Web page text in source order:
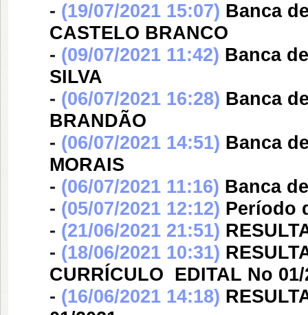
- (19/07/2021 15:07) Banca
CASTELO BRANCO
- (09/07/2021 11:42) Banca
SILVA
- (06/07/2021 16:28) Banca
BRANDÃO
- (06/07/2021 14:51) Banca
MORAIS
- (06/07/2021 11:16) Banca
- (05/07/2021 12:12) Período
- (21/06/2021 21:51)
- (18/06/2021 10:31)
CURRÍCULO  EDITAL No
- (16/06/2021 14:18)